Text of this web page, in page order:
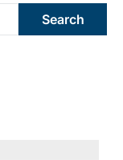
Search